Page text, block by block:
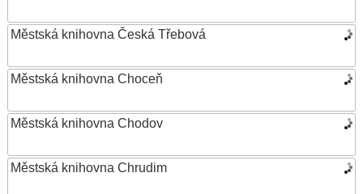
Městská knihovna Česká Třebová
Městská knihovna Choceň
Městská knihovna Chodov
Městská knihovna Chrudim